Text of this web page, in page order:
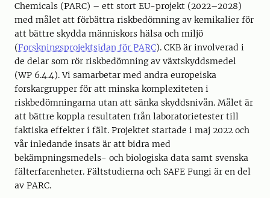
Chemicals (PARC) – ett stort EU-projekt (2022–2028)
med målet att förbättra riskbedömning av kemikalier för
att bättre skydda människors hälsa och miljö
(Forskningsprojektsidan för PARC). CKB är involverad i
de delar som rör riskbedömning av växtskyddsmedel
(WP 6.4.4). Vi samarbetar med andra europeiska
forskargrupper för att minska komplexiteten i
riskbedömningarna utan att sänka skyddsnivån. Målet är
att bättre koppla resultaten från laboratorietester till
faktiska effekter i fält. Projektet startade i maj 2022 och
vår inledande insats är att bidra med
bekämpningsmedels- och biologiska data samt svenska
fälterfarenheter. Fältstudierna och SAFE Fungi är en del
av PARC.